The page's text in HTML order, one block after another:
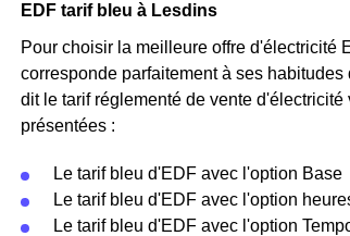
EDF tarif bleu à Lesdins
Pour choisir la meilleure offre d'électricité
corresponde parfaitement à ses
dit le tarif réglementé de vente
présentées :
Le tarif bleu d'EDF avec l'option Base
Le tarif bleu d'EDF avec l'option
Le tarif bleu d'EDF avec l'option